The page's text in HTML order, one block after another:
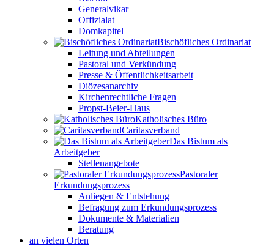
Generalvikar
Offizialat
Domkapitel
Bischöfliches Ordinariat
Leitung und Abteilungen
Pastoral und Verkündung
Presse & Öffentlichkeitsarbeit
Diözesanarchiv
Kirchenrechtliche Fragen
Propst-Beier-Haus
Katholisches Büro
Caritasverband
Das Bistum als
Arbeitgeber
Stellenangebote
Pastoraler
Erkundungsprozess
Anliegen & Entstehung
Befragung zum Erkundungsprozess
Dokumente & Materialien
Beratung
an vielen Orten